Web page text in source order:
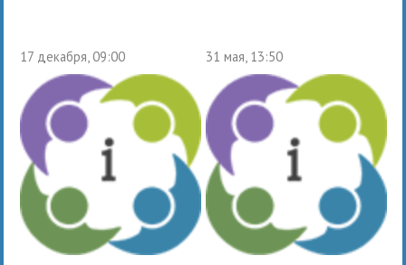
17 декабря, 09:00 31 мая, 13:50